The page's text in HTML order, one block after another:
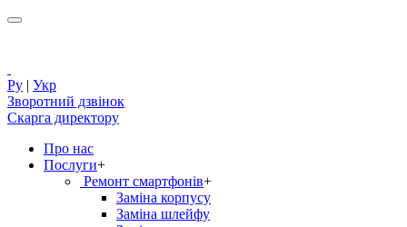
Ру | Укр
Зворотний дзвінок
Скарга директору
Про нас
Послуги+
Ремонт смартфонів+
Заміна корпусу
Заміна шлейфу